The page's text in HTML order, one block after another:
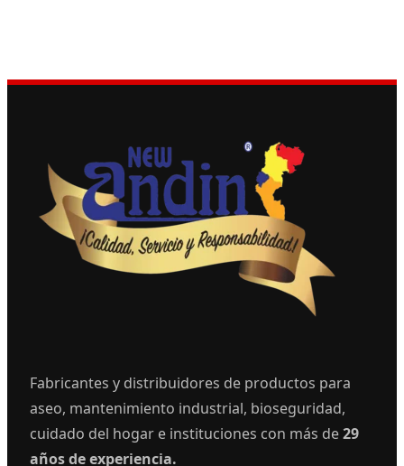
Fabricantes y distribuidores de productos para
aseo, mantenimiento industrial, bioseguridad,
cuidado del hogar e instituciones con más de29
años de experiencia.